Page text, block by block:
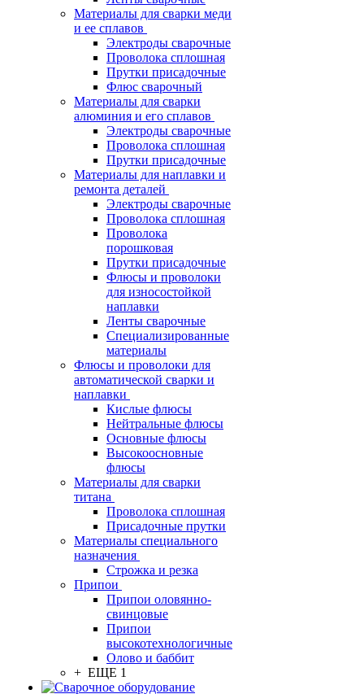
Материалы для сварки меди
и ее сплавов
Электроды сварочные
Проволока сплошная
Прутки присадочные
Флюс сварочный
Материалы для сварки
алюминия и его сплавов
Электроды сварочные
Проволока сплошная
Прутки присадочные
Материалы для наплавки и
ремонта деталей
Электроды сварочные
Проволока сплошная
Проволока
порошковая
Прутки присадочные
Флюсы и проволоки
для износостойкой
наплавки
Ленты сварочные
Специализированные
материалы
Флюсы и проволоки для
автоматической сварки и
наплавки
Кислые флюсы
Нейтральные флюсы
Основные флюсы
Высокоосновные
флюсы
Материалы для сварки
титана
Проволока сплошная
Присадочные прутки
Материалы специального
назначения
Строжка и резка
Припои
Припои оловянно-
свинцовые
Припои
высокотехнологичные
Олово и баббит
+ ЕЩЕ 1